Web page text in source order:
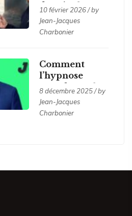
depuis chez
soi…
10 février 2026 / by
Jean-Jacques
Charbonier
Comment
l’hypnose
transforme les
sportifs
8 décembre 2025 / by
Jean-Jacques
Charbonier